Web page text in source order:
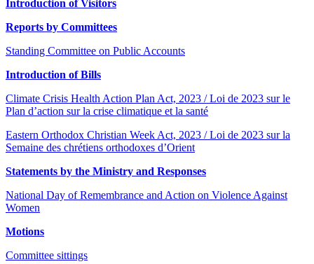
Introduction of Visitors
Reports by Committees
Standing Committee on Public Accounts
Introduction of Bills
Climate Crisis Health Action Plan Act, 2023 / Loi de 2023 sur le
Plan d’action sur la crise climatique et la santé
Eastern Orthodox Christian Week Act, 2023 / Loi de 2023 sur la
Semaine des chrétiens orthodoxes d’Orient
Statements by the Ministry and Responses
National Day of Remembrance and Action on Violence Against
Women
Motions
Committee sittings